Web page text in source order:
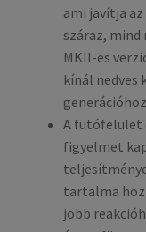
ami javítja
száraz, mind
MKII-es
kínál
A futófelület
figyelmet
tartalma
jobb